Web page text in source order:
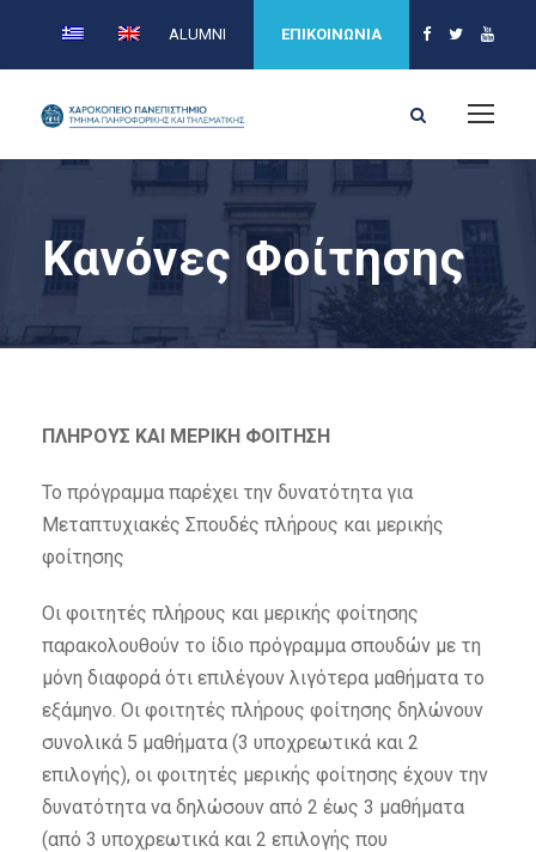
ALUMNI ΕΠΙΚΟΙΝΩΝΙΑ
Κανόνες Φοίτησης
ΠΛΗΡΟΥΣ ΚΑΙ MΕΡΙΚΗ ΦΟΙΤΗΣΗ
Το πρόγραμμα παρέχει την δυνατότητα για
Μεταπτυχιακές Σπουδές πλήρους και μερικής
φοίτησης
Οι φοιτητές πλήρους και μερικής φοίτησης
παρακολουθούν το ίδιο πρόγραμμα σπουδών με τη
μόνη διαφορά ότι επιλέγουν λιγότερα μαθήματα το
εξάμηνο. Οι φοιτητές πλήρους φοίτησης δηλώνουν
συνολικά 5 μαθήματα (3 υποχρεωτικά και 2
επιλογής), οι φοιτητές μερικής φοίτησης έχουν την
δυνατότητα να δηλώσουν από 2 έως 3 μαθήματα
(από 3 υποχρεωτικά και 2 επιλογής που